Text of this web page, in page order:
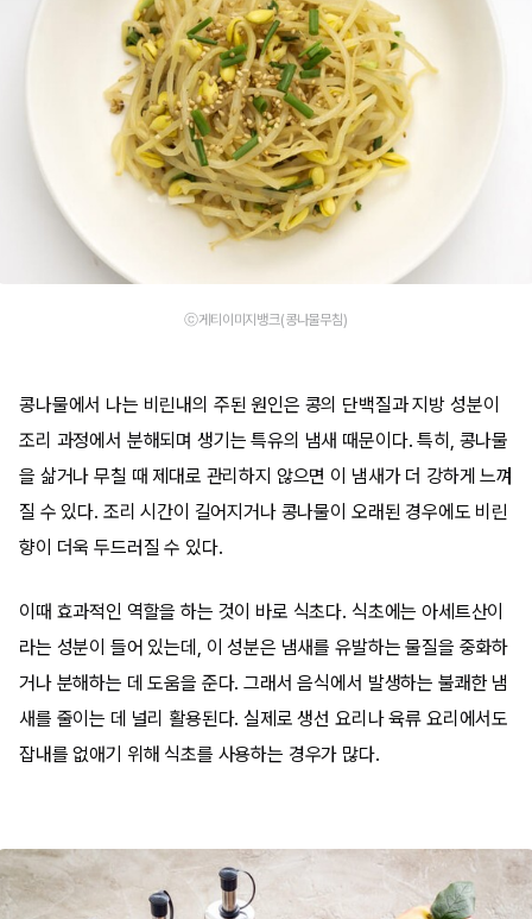
ⓒ게티이미지뱅크(콩나물무침)
콩나물에서 나는 비린내의 주된 원인은 콩의 단백질과 지방 성분이
조리 과정에서 분해되며 생기는 특유의 냄새 때문이다. 특히, 콩나물
을 삶거나 무칠 때 제대로 관리하지 않으면 이 냄새가 더 강하게 느껴
질 수 있다. 조리 시간이 길어지거나 콩나물이 오래된 경우에도 비린
향이 더욱 두드러질 수 있다.
이때 효과적인 역할을 하는 것이 바로 식초다. 식초에는 아세트산이
라는 성분이 들어 있는데, 이 성분은 냄새를 유발하는 물질을 중화하
거나 분해하는 데 도움을 준다. 그래서 음식에서 발생하는 불쾌한 냄
새를 줄이는 데 널리 활용된다. 실제로 생선 요리나 육류 요리에서도
잡내를 없애기 위해 식초를 사용하는 경우가 많다.